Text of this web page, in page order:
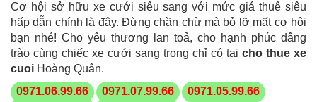
Cơ hội sở hữu xe cưới siêu sang với mức giá thuê siêu
hấp dẫn chính là đây. Đừng chần chừ mà bỏ lỡ mất cơ hội
bạn nhé! Cho yêu thương lan toả, cho hạnh phúc dâng
trào cùng chiếc xe cưới sang trọng chỉ có tại cho thue xe
cuoi Hoàng Quân.
0971.06.99.66
0971.07.99.66
0971.05.99.66